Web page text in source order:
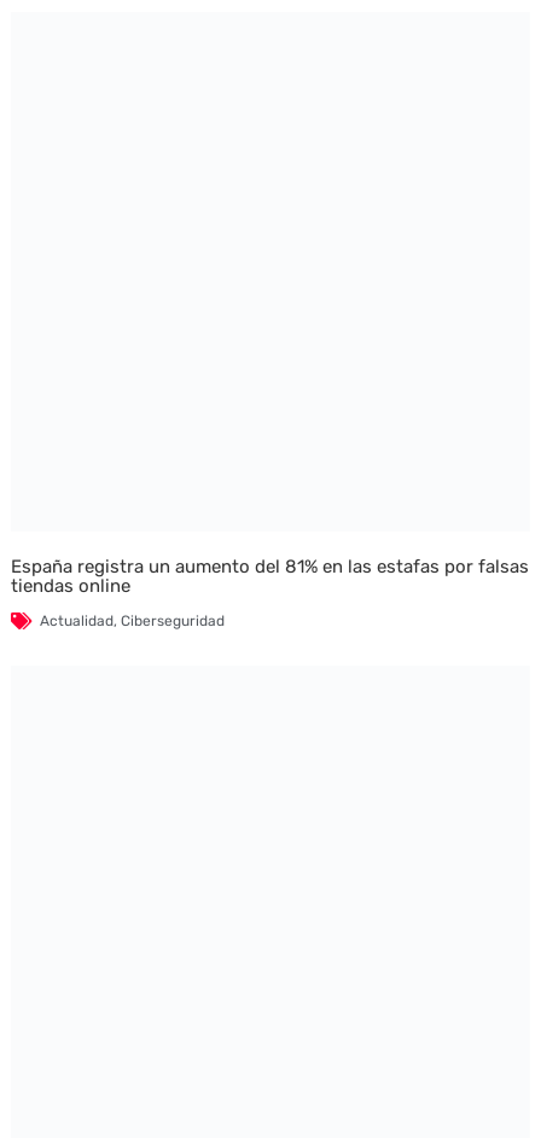
España registra un aumento del 81% en las estafas por falsas
tiendas online
Actualidad, Ciberseguridad